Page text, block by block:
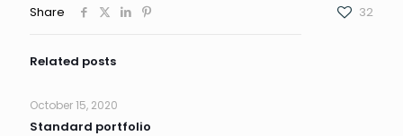
Share 32
Related posts
October 15, 2020
Standard portfolio